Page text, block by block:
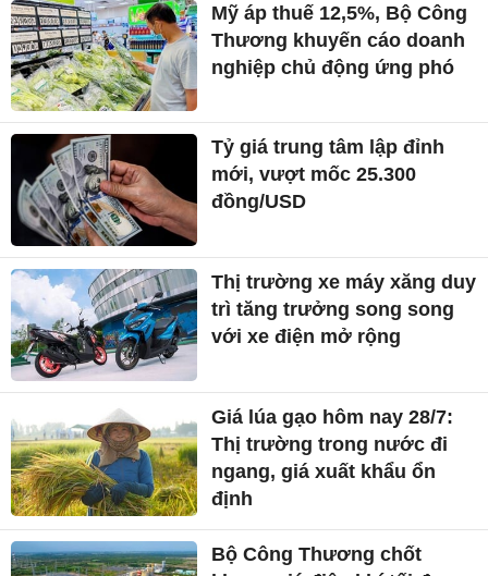
Mỹ áp thuế 12,5%, Bộ Công
Thương khuyến cáo doanh
nghiệp chủ động ứng phó
Tỷ giá trung tâm lập đỉnh
mới, vượt mốc 25.300
đồng/USD
Thị trường xe máy xăng duy
trì tăng trưởng song song
với xe điện mở rộng
Giá lúa gạo hôm nay 28/7:
Thị trường trong nước đi
ngang, giá xuất khẩu ổn
định
Bộ Công Thương chốt